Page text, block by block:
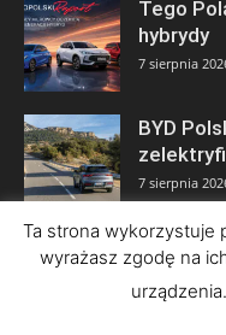
Tego
hybrydy
7 sierpnia
BYD
7 sierpnia
© Copyright 2026 by
Ta strona wykorzystuje
wyrażasz zgodę na
urządzenia.